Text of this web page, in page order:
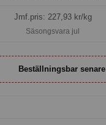
Jmf.pris: 227,93kr/kg
Säsongsvara jul
Beställningsbar senare